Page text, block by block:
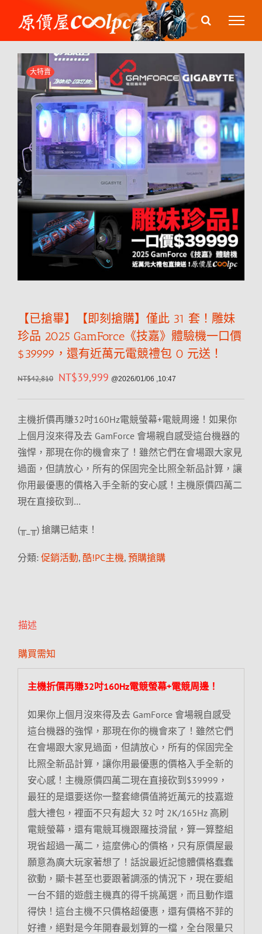
content
大特賣
【已搶畢】【即刻搶購】僅此 31 套！雕妹
珍品 2025 GamForce《技嘉》體驗機一口價
$39999，還有近萬元電競禮包 0 元送！
NT$42,810 NT$39,999 @2026/01/06 ,10:47
主機折價再賺32吋160Hz電競螢幕+電競周邊！如果你
上個月沒來得及去 GamForce 會場親自感受這台機器的
強悍，那現在你的機會來了！雖然它們在會場跟大家見
過面，但請放心，所有的保固完全比照全新品計算，讓
你用最優惠的價格入手全新的安心感！主機原價四萬二
現在直接砍到…
(╥_╥) 搶購已結束！
分類: 促銷活動, 酷!PC主機, 預購搶購
描述
購買需知
主機折價再賺32吋160Hz電競螢幕+電競周邊！
如果你上個月沒來得及去 GamForce 會場親自感受
這台機器的強悍，那現在你的機會來了！雖然它們
在會場跟大家見過面，但請放心，所有的保固完全
比照全新品計算，讓你用最優惠的價格入手全新的
安心感！主機原價四萬二現在直接砍到$39999，
最狂的是還要送你一整套總價值將近萬元的技嘉遊
戲大禮包，裡面不只有超大 32 吋 2K/165Hz 高刷
電競螢幕，還有電競耳機跟羅技滑鼠，算一算整組
現省超過一萬二，這麼佛心的價格，只有原價屋最
願意為廣大玩家著想了！話說最近記憶體價格蠢蠢
欲動，顯卡甚至也要跟著調漲的情況下，現在要組
一台不錯的遊戲主機真的得千挑萬選，而且動作還
得快！這台主機不只價格超優惠，還有價格不菲的
好禮，絕對是今年開春最划算的一檔，全台限量只